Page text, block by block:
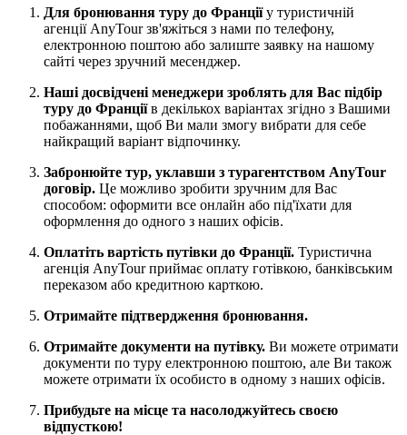
Для бронювання туру до Франціїу туристичній
агенції AnyTour зв'яжіться з нами по телефону,
електронною поштою або залиште заявку на нашому
сайті через зручний месенджер.
Наші досвідчені менеджери зроблять для Вас підбір
туру до Франціїв декількох варіантах згідно з Вашими
побажаннями, щоб Ви мали змогу вибрати для себе
найкращий варіант відпочинку.
Забронюйте тур, уклавши з турагентством AnyTour
договір. Це можливо зробити зручним для Вас
способом: оформити все онлайн або під'їхати для
оформлення до одного з наших офісів.
Оплатіть вартість путівки до Франції. Туристична
агенція AnyTour приймає оплату готівкою, банківським
переказом або кредитною карткою.
Отримайте підтвердження бронювання.
Отримайте документи на путівку. Ви можете отримати
документи по туру електронною поштою, але Ви також
можете отримати їх особисто в одному з наших офісів.
Прибудьте на місце та насолоджуйтесь своєю
відпусткою!